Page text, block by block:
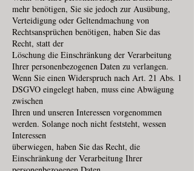
mehr benötigen, Sie sie jedoch zur Ausübung,
Verteidigung oder Geltendmachung von
Rechtsansprüchen benötigen, haben Sie das
Recht, statt der
Löschung die Einschränkung der Verarbeitung
Ihrer personenbezogenen Daten zu verlangen.
Wenn Sie einen Widerspruch nach Art. 21 Abs. 1
DSGVO eingelegt haben, muss eine Abwägung
zwischen
Ihren und unseren Interessen vorgenommen
werden. Solange noch nicht feststeht, wessen
Interessen
überwiegen, haben Sie das Recht, die
Einschränkung der Verarbeitung Ihrer